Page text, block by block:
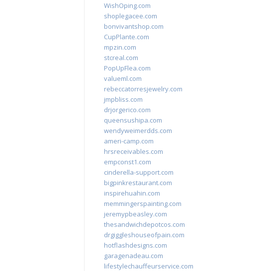
WishOping.com
shoplegacee.com
bonvivantshop.com
CupPlante.com
mpzin.com
stcreal.com
PopUpFlea.com
valueml.com
rebeccatorresjewelry.com
jmpbliss.com
drjorgerico.com
queensushipa.com
wendyweimerdds.com
ameri-camp.com
hrsreceivables.com
empconst1.com
cinderella-support.com
bigpinkrestaurant.com
inspirehuahin.com
memmingerspainting.com
jeremypbeasley.com
thesandwichdepotcos.com
drgiggleshouseofpain.com
hotflashdesigns.com
garagenadeau.com
lifestylechauffeurservice.com